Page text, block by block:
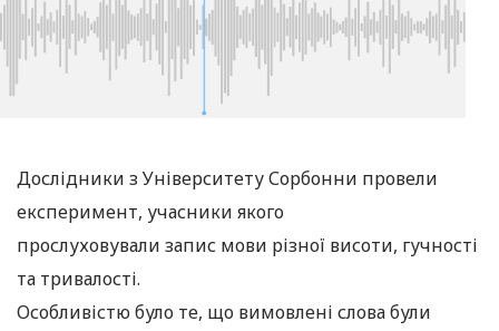
Дослідники з Університету Сорбонни провели
експеримент, учасники якого
прослуховували запис мови різної висоти, гучності
та тривалості.
Особливістю було те, що вимовлені слова були